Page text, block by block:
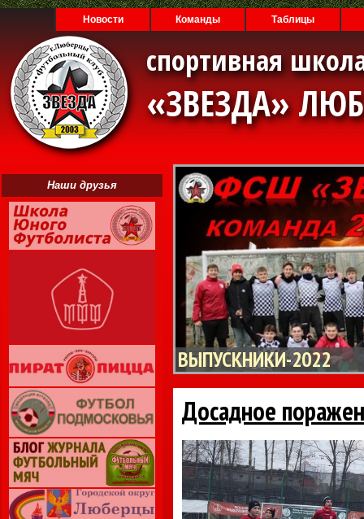
Новости Команды Таблицы
спортивная
«ЗВЕЗДА»
Наши друзья
ВЫПУСКНИКИ-2022
Досадное